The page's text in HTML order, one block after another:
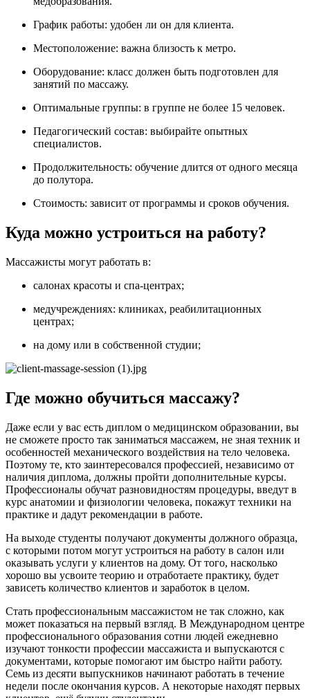
График работы: удобен ли он для клиента.
Местоположение: важна близость к метро.
Оборудование: класс должен быть подготовлен для
занятий по массажу.
Оптимальные группы: в группе не более 15 человек.
Педагогический состав: выбирайте опытных
специалистов.
Продолжительность: обучение длится от одного месяца
до полутора.
Стоимость: зависит от программы и сроков обучения.
Куда можно устроиться на работу?
Массажисты могут работать в:
салонах красоты и спа-центрах;
медучреждениях: клиниках, реабилитационных
центрах;
на дому или в собственной студии;
Где можно обучиться массажу?
Даже если у вас есть диплом о медицинском образовании, вы
не сможете просто так заниматься массажем, не зная техник и
особенностей механического воздействия на тело человека.
Поэтому те, кто заинтересовался профессией, независимо от
наличия диплома, должны пройти дополнительные курсы.
Профессионалы обучат разновидностям процедуры, введут в
курс анатомии и физиологии человека, покажут техники на
практике и дадут рекомендации в работе.
На выходе студенты получают документы должного образца,
с которыми потом могут устроиться на работу в салон или
оказывать услуги у клиентов на дому. От того, насколько
хорошо вы усвоите теорию и отработаете практику, будет
зависеть количество клиентов и заработок в целом.
Стать профессиональным массажистом не так сложно, как
может показаться на первый взгляд. В Международном центре
профессионального образования сотни людей ежедневно
изучают тонкости профессии массажиста и выпускаются с
документами, которые помогают им быстро найти работу.
Семь из десяти выпускников начинают работать в течение
недели после окончания курсов. А некоторые находят первых